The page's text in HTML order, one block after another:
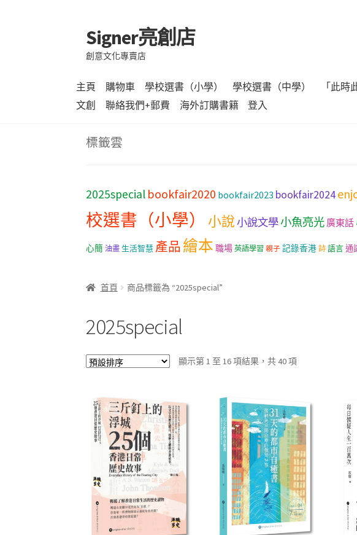
跳
至
導
列
跳
至
主
內
容
Signer亮創店
創意文化專賣店
主頁 購物車 學校選書（小學） 學校選書（中學） 「此
文創
聯絡我們+郵費 海外訂購書籍 登入
標籤雲
2025special bookfair2020 bookfair2023 bookfair2024
校選書（小學）
小說小說文學小魚亮光 廣東話
心簡 油畫 生活智慧 產品 繪本 職場 英語學習 親子 記錄香港 詩 語言通
首頁 商品標籤為 “2025special”
2025special
顯示第 1 至 16 項結果，共 40 項